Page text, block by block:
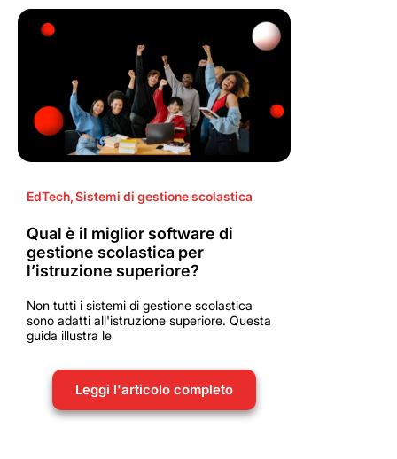
EdTech,Sistemi di gestione scolastica
Qual è il miglior software di
gestione scolastica per
l’istruzione superiore?
Non tutti i sistemi di gestione scolastica
sono adatti all'istruzione superiore. Questa
guida illustra le
Leggi l'articolo completo